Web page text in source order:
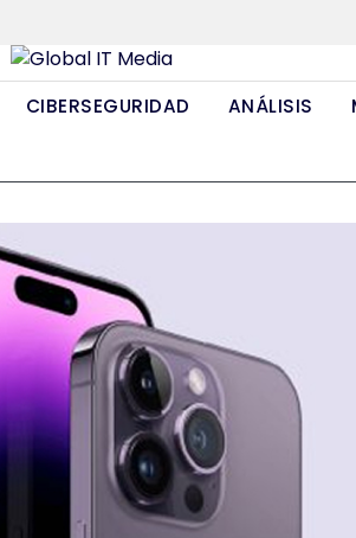
CIBERSEGURIDAD ANÁLISIS